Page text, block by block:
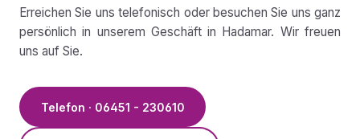
Erreichen Sie uns telefonisch oder besuchen Sie uns ganz
persönlich in unserem Geschäft in Hadamar. Wir freuen
uns auf Sie.
Telefon · 06451 - 230610